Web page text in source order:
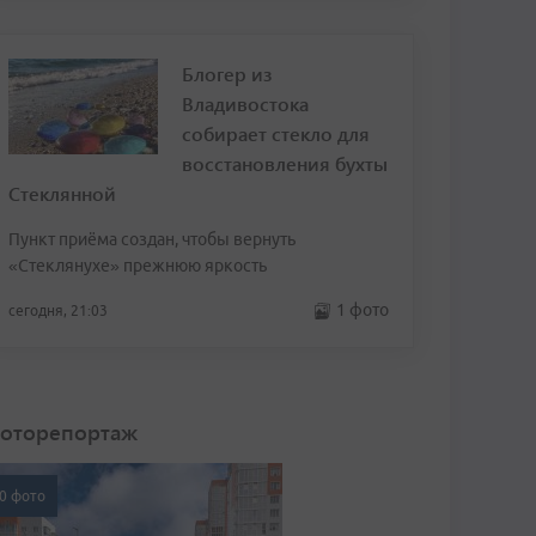
Блогер из
Владивостока
собирает стекло для
восстановления бухты
Стеклянной
Пункт приёма создан, чтобы вернуть
«Стеклянухе» прежнюю яркость
сегодня, 21:03 1 фото
фото